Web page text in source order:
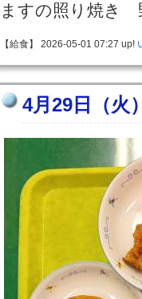
ますの照り焼き
【給食】 2026-05-01 07:27 up!
4月29日（火